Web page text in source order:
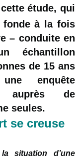
étude, qui
fonde à la fois
– conduite en
échantillon
de 15 ans
enquête
auprès de
seules.
se creuse
situation d’une